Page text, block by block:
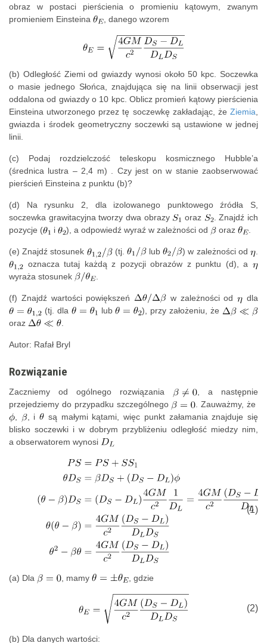
obraz w postaci pierścienia o promieniu kątowym, zwanym
promieniem Einsteina
, danego wzorem
(b) Odległość Ziemi od gwiazdy wynosi około 50 kpc. Soczewka
o masie jednego Słońca, znajdująca się na linii obserwacji jest
oddalona od gwiazdy o 10 kpc. Oblicz promień kątowy pierścienia
Einsteina utworzonego przez tę soczewkę zakładając, że Ziemia,
gwiazda i środek geometryczny soczewki są ustawione w jednej
linii.
(c) Podaj rozdzielczość teleskopu kosmicznego Hubble’a
(średnica lustra – 2,4 m) . Czy jest on w stanie zaobserwować
pierścień Einsteina z punktu (b)?
(d) Na rysunku 2, dla izolowanego punktowego źródła S,
soczewka grawitacyjna tworzy dwa obrazy
oraz
. Znajdź ich
pozycje (
i ), a odpowiedź wyraź w zależności od oraz .
(e) Znajdź stosunek (tj. lub ) w zależności od
.
oznacza tutaj każdą z pozycji obrazów z punktu (d), a
wyraża stosunek
.
(f) Znajdź wartości powiększeń w zależności od
dla
(tj. dla
lub
), przy założeniu, że
oraz
.
Autor: Rafał Bryl
Rozwiązanie
Zaczniemy od ogólnego rozwiązania
, a następnie
przejedziemy do przypadku szczególnego
. Zauważmy, że
,
, i
są małymi kątami, więc punkt załamania znajduje się
blisko soczewki i w dobrym przybliżeniu odległość miedzy nim,
a obserwatorem wynosi
(1)
(a) Dla , mamy , gdzie
(2)
(b) Dla danych wartości: